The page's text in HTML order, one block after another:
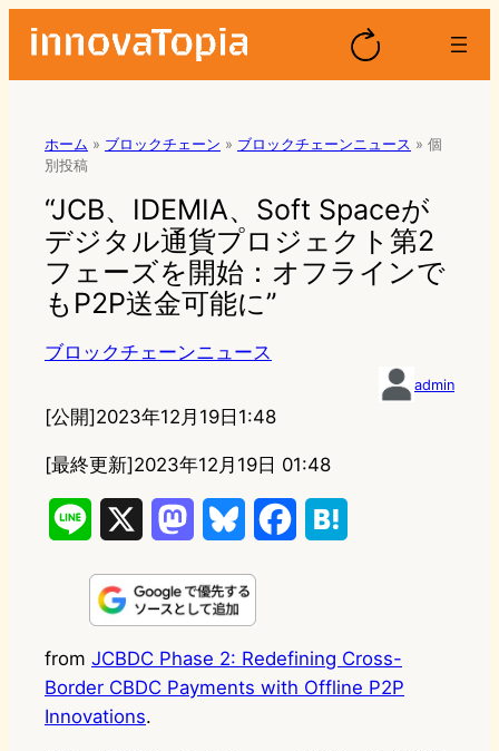
ホーム » ブロックチェーン » ブロックチェーンニュース » 個
別投稿
“JCB、IDEMIA、Soft Spaceが
デジタル通貨プロジェクト第2
フェーズを開始：オフラインで
もP2P送金可能に”
ブロックチェーンニュース
admin
[公開]2023年12月19日1:48
[最終更新]2023年12月19日 01:48
n
e
s
o
u
e
s
e
b
e
n
from JCBDC Phase 2: Redefining Cross-
Border CBDC Payments with Offline P2P
Innovations.